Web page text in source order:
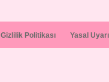
Gizlilik Politikası Yasal Uyarı